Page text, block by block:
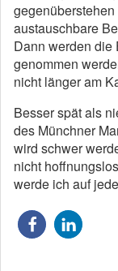
austauschbare
Dann werden die
genommen
nicht länger am
Besser spät als
des Münchner
wird schwer
nicht
werde ich auf